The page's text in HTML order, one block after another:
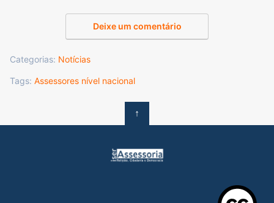
Deixe um comentário
Categorias: Notícias
Tags: Assessores nível nacional
↑